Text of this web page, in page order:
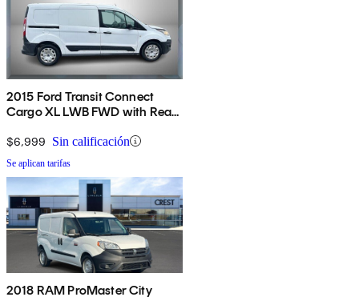
2015 Ford Transit Connect
Cargo XL LWB FWD with Rear
$6,999 Sin calificación
Se aplican tarifas
2018 RAM ProMaster City